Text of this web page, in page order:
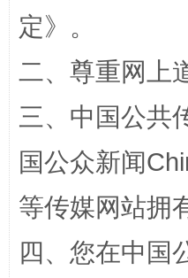
国家大学科技园优
定》。
二、尊重网上
三、中国公共
国公众新闻
等传媒网站拥
四、您在中国